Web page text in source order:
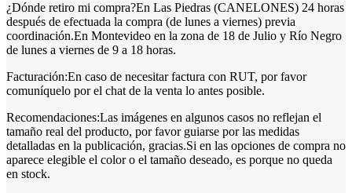
¿Dónde retiro mi compra?En Las Piedras (CANELONES) 24 horas
después de efectuada la compra (de lunes a viernes) previa
coordinación.En Montevideo en la zona de 18 de Julio y Río Negro
de lunes a viernes de 9 a 18 horas.
Facturación:En caso de necesitar factura con RUT, por favor
comuníquelo por el chat de la venta lo antes posible.
Recomendaciones:Las imágenes en algunos casos no reflejan el
tamaño real del producto, por favor guiarse por las medidas
detalladas en la publicación, gracias.Si en las opciones de compra no
aparece elegible el color o el tamaño deseado, es porque no queda
en stock.